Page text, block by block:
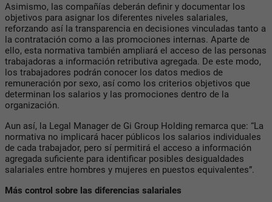
Asimismo, las compañías deberán definir y documentar los
objetivos para asignar los diferentes niveles salariales,
reforzando así la transparencia en decisiones vinculadas tanto a
la contratación como a las promociones internas. Aparte de
ello, esta normativa también ampliará el acceso de las personas
trabajadoras a información retributiva agregada. De este modo,
los trabajadores podrán conocer los datos medios de
remuneración por sexo, así como los criterios objetivos que
determinan los salarios y las promociones dentro de la
organización.
Aun así, la Legal Manager de Gi Group Holding remarca que: “La
normativa no implicará hacer públicos los salarios individuales
de cada trabajador, pero sí permitirá el acceso a información
agregada suficiente para identificar posibles desigualdades
salariales entre hombres y mujeres en puestos equivalentes”.
Más control sobre las diferencias salariales